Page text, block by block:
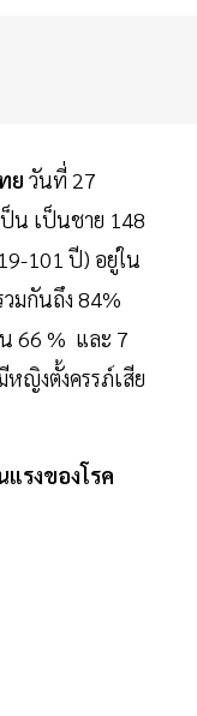
ย วันที่ 27
น เป็นชาย 148
101 ปี) อยู่ใน
วมกันถึง 84%
66 % และ 7
หญิงตั้งครรภ์เสีย
รงของโรค